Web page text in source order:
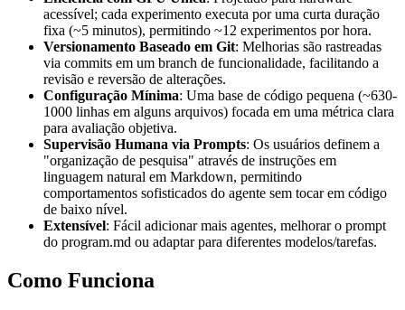
acessível; cada experimento executa por uma curta duração
fixa (~5 minutos), permitindo ~12 experimentos por hora.
Versionamento Baseado em Git: Melhorias são rastreadas
via commits em um branch de funcionalidade, facilitando a
revisão e reversão de alterações.
Configuração Mínima: Uma base de código pequena (~630-
1000 linhas em alguns arquivos) focada em uma métrica clara
para avaliação objetiva.
Supervisão Humana via Prompts: Os usuários definem a
"organização de pesquisa" através de instruções em
linguagem natural em Markdown, permitindo
comportamentos sofisticados do agente sem tocar em código
de baixo nível.
Extensível: Fácil adicionar mais agentes, melhorar o prompt
do program.md ou adaptar para diferentes modelos/tarefas.
Como Funciona